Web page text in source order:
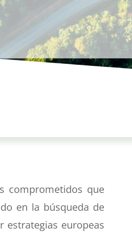
comprometidos que
en la búsqueda de
estrategias europeas